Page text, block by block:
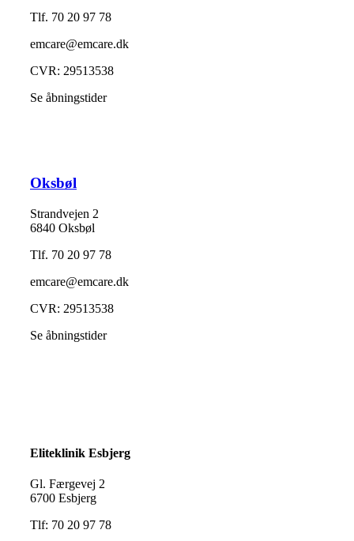
Tlf. 70 20 97 78
emcare@emcare.dk
CVR: 29513538
Se åbningstider
Oksbøl
Strandvejen 2
6840 Oksbøl
Tlf. 70 20 97 78
emcare@emcare.dk
CVR: 29513538
Se åbningstider
Eliteklinik Esbjerg
Gl. Færgevej 2
6700 Esbjerg
Tlf: 70 20 97 78